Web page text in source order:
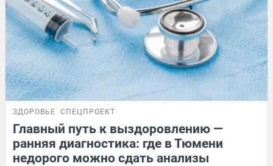
ЗДОРОВЬЕ СПЕЦПРОЕКТ
Главный путь к выздоровлению —
ранняя диагностика: где в Тюмени
недорого можно сдать анализы